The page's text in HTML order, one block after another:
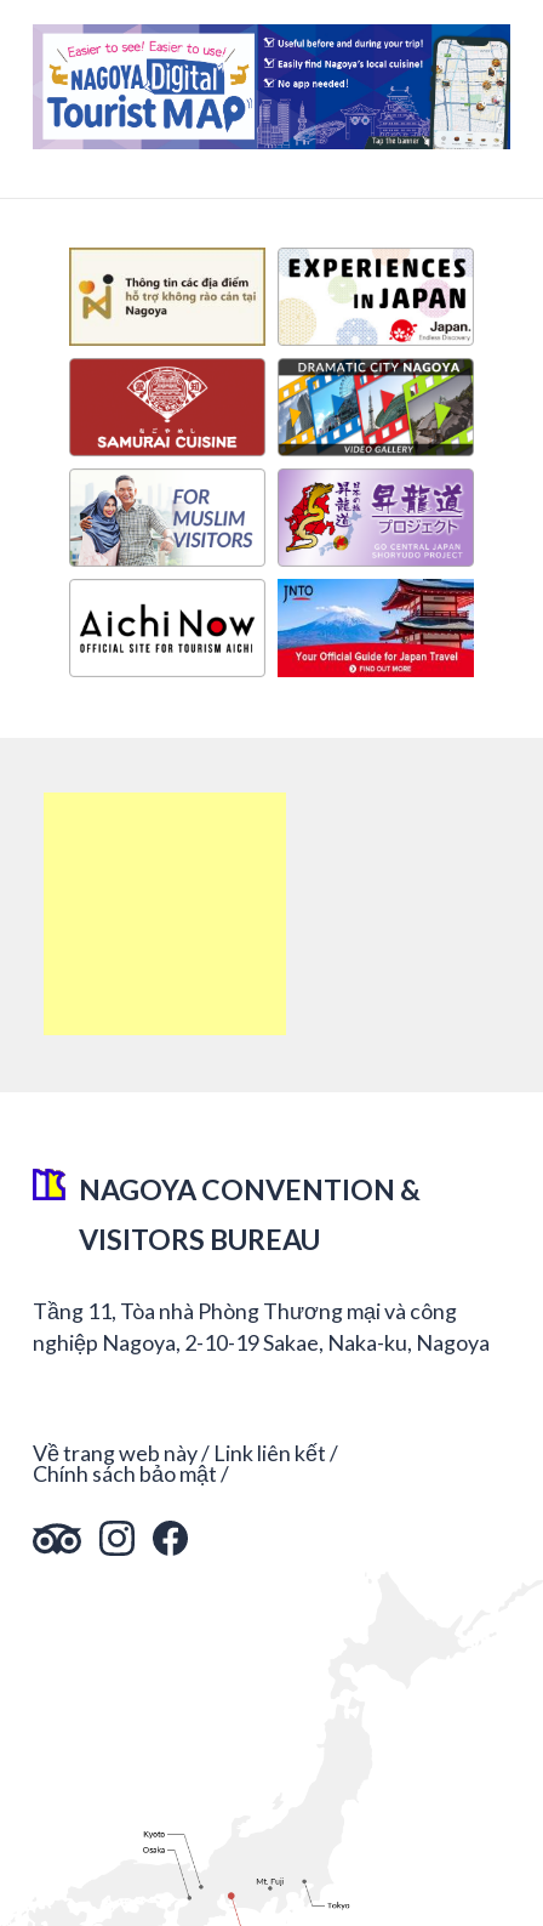
NAGOYA CONVENTION &
VISITORS BUREAU
Tầng 11, Tòa nhà Phòng Thương mại và công
nghiệp Nagoya, 2-10-19 Sakae, Naka-ku, Nagoya
Về trang web này Link liên kết
Chính sách bảo mật